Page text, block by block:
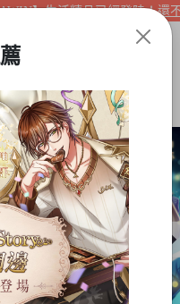
】生活精品已經登陸！還不快